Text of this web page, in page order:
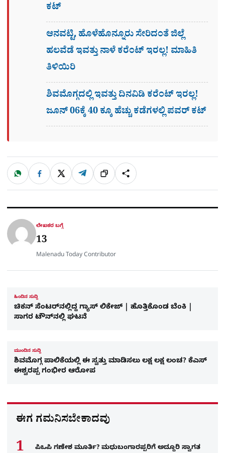
ಕಟ್​
ಆನವಟ್ಟಿ, ಹೊಳೆಹೊನ್ನೂರು ಸೇರಿದಂತೆ ಜಿಲ್ಲೆ
ಹಲವೆಡೆ ಇವತ್ತು ನಾಳೆ ಕರೆಂಟ್ ಇರಲ್ಲ! ಮಾಹಿತಿ
ತಿಳಿಯಿರಿ
ಶಿವಮೊಗ್ಗದಲ್ಲಿ ಇವತ್ತು ದಿನವಿಡಿ ಕರೆಂಟ್ ಇರಲ್ಲ!
ಜೂನ್ 06ಕ್ಕೆ 40 ಕ್ಕೂ ಹೆಚ್ಚು ಕಡೆಗಳಲ್ಲಿ ಪವರ್ ಕಟ್
ಹಂಚಿಕೊಳ್ಳಿ
W
a
t
p
p
F
c
e
o
k
X T
l
e
a
m
ಲಿಂ
ಕ್
S
h
a
ಲೇಖಕರ ಬಗ್ಗೆ
13
Malenadu Today Contributor
ಹಿಂದಿನ ಸುದ್ದಿ
ಚಿಕನ್‌ ಸೆಂಟರ್‌ನಲ್ಲಿದ್ದ ಗ್ಯಾಸ್‌ ಲಿಕೇಜ್‌ | ಹೊತ್ತಿಕೊಂಡ ಬೆಂಕಿ |
ಸಾಗರ ಟೌನ್‌ನಲ್ಲಿ ಘಟನೆ
ಮುಂದಿನ ಸುದ್ದಿ
ಶಿವಮೊಗ್ಗ ಪಾಲಿಕೆಯಲ್ಲಿ ಈ ಸ್ವತ್ತು ಮಾಡಿಸಲು ಲಕ್ಷ ಲಕ್ಷ ಲಂಚ? ಕೆಎಸ್‌
ಈಶ್ವರಪ್ಪ ಗಂಭೀರ ಆರೋಪ
ಈಗ ಗಮನಿಸಬೇಕಾದವು
ಪಿಒಪಿ ಗಣೇಶ ಮೂರ್ತಿ? ಮಧುಬಂಗಾರಪ್ಪರಿಗೆ ಅದ್ದೂರಿ ಸ್ವಾಗತ